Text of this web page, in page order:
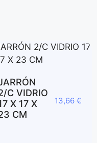
C VIDRIO
X 17 X
CM
13,66 €